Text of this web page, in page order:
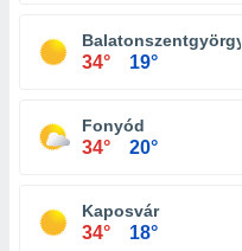
Balatonszentgyörgy
34° 19°
Fonyód
34° 20°
Kaposvár
34° 18°